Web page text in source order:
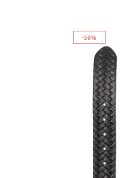
-59%